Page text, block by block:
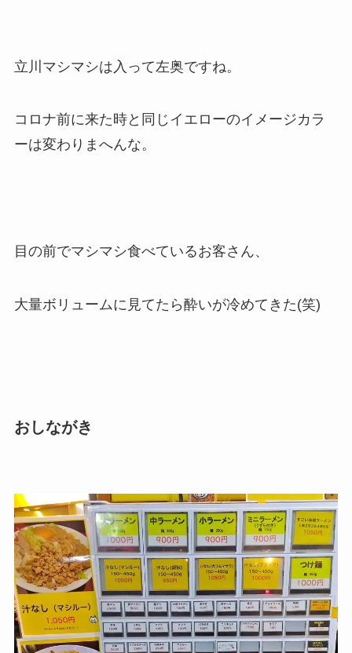
立川マシマシは入って左奥ですね。
コロナ前に来た時と同じイエローのイメージカラ
ーは変わりまへんな。
目の前でマシマシ食べているお客さん、
大量ボリュームに見てたら酔いが冷めてきた(笑)
おしながき